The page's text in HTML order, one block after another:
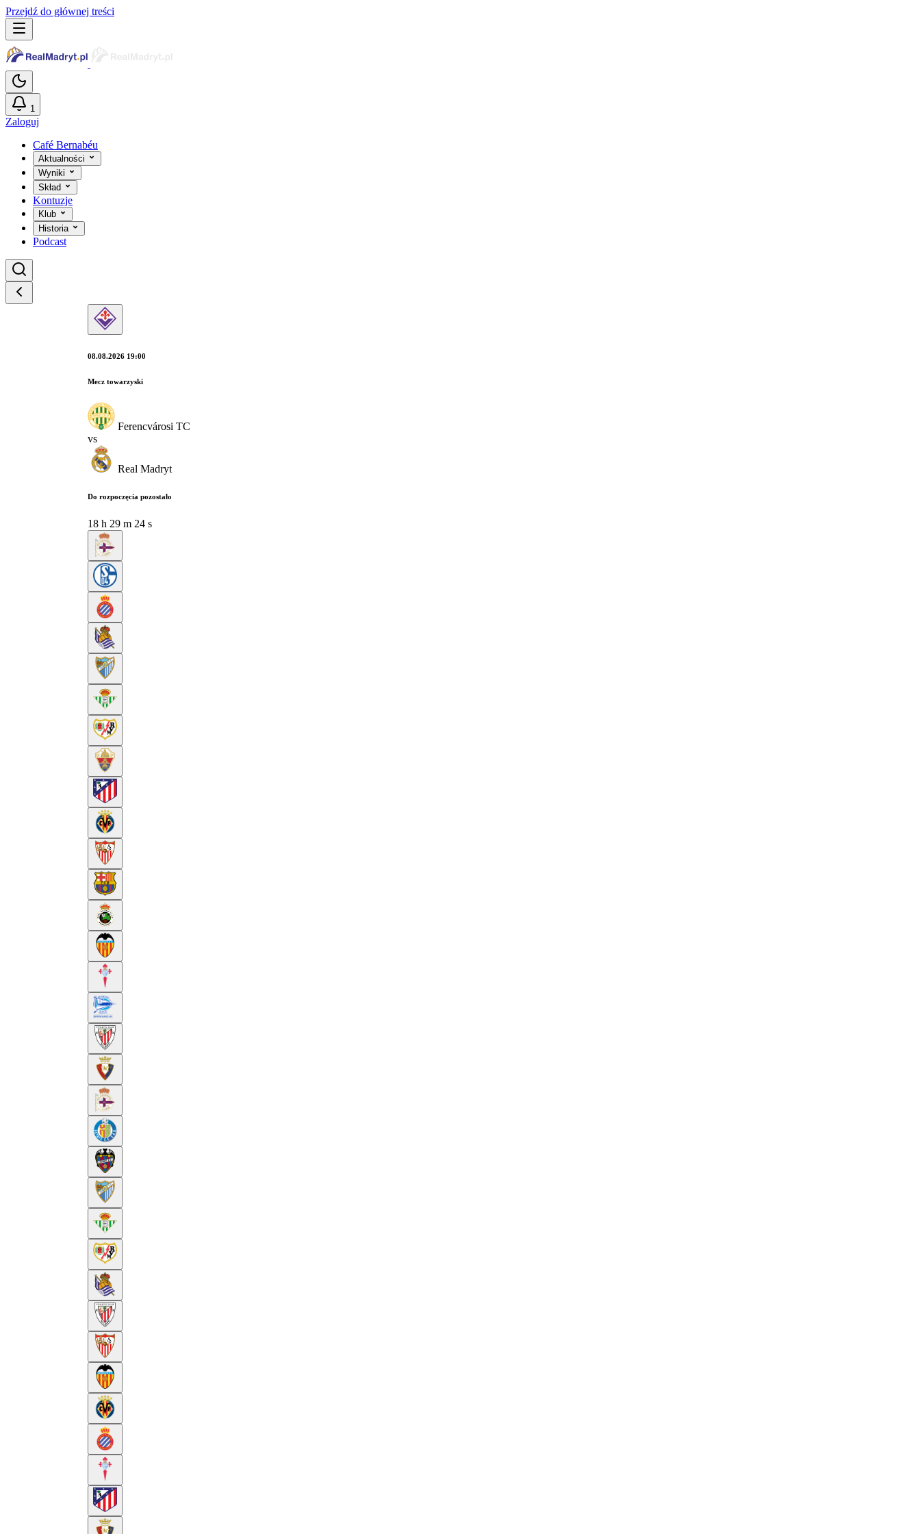
Przejdź do głównej treści
1
Zaloguj
Café Bernabéu
Aktualności
Wyniki
Skład
Kontuzje
Klub
Historia
Podcast
08.08.2026 19:00
Mecz towarzyski
Ferencvárosi TC
vs
Real Madryt
Do rozpoczęcia pozostało
18 h 29 m 23 s